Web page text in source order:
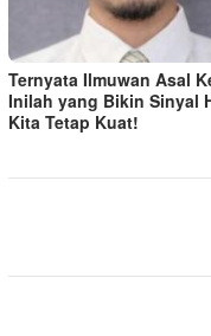
Ternyata Ilmuwan Asal
Inilah yang Bikin Sinyal
Kita Tetap Kuat!